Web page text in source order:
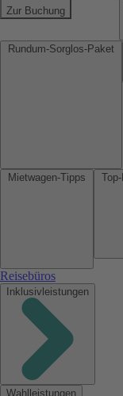
Zur Buchung
Reisebüros
Inklusivleistungen
Wahlleistungen